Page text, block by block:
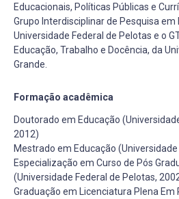
Educacionais, Políticas Públicas e
Grupo Interdisciplinar de Pesquisa em
Universidade Federal de Pelotas e o
Educação, Trabalho e Docência, da
Grande.
Formação acadêmica
Doutorado em Educação
2012)
Mestrado em Educação
Especialização em Curso de Pós
(Universidade Federal de Pelotas,
Graduação em Licenciatura Plena Em